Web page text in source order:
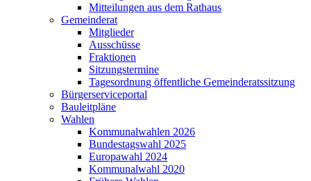
Mitteilungen aus dem Rathaus
Gemeinderat
Mitglieder
Ausschüsse
Fraktionen
Sitzungstermine
Tagesordnung öffentliche Gemeinderatssitzung
Bürgerserviceportal
Bauleitpläne
Wahlen
Kommunalwahlen 2026
Bundestagswahl 2025
Europawahl 2024
Kommunalwahl 2020